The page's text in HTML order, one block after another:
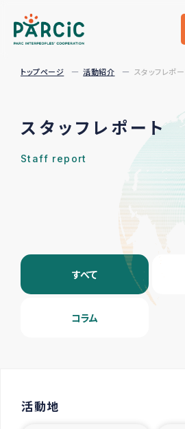
トップページ 活動紹介 スタッフレポー
スタッフレポート
Staff report
すべて
コラム
活動地